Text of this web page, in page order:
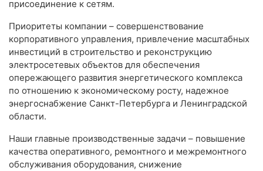
присоединение к сетям.
Приоритеты компании – совершенствование
корпоративного управления, привлечение масштабных
инвестиций в строительство и реконструкцию
электросетевых объектов для обеспечения
опережающего развития энергетического комплекса
по отношению к экономическому росту, надежное
энергоснабжение Санкт-Петербурга и Ленинградской
области.
Наши главные производственные задачи – повышение
качества оперативного, ремонтного и межремонтного
обслуживания оборудования, снижение